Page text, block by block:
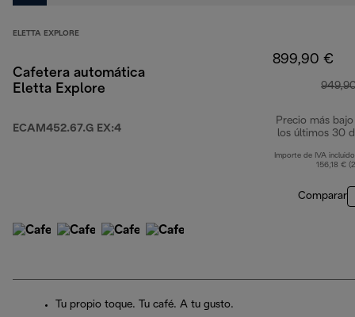
ELETTA EXPLORE
Cafetera automática
Eletta Explore
ECAM452.67.G EX:4
899,90 €
Precio más bajo
los últimos 30
Importe de IVA
156,18 €
Comparar
Tu propio toque. Tu café. A tu gusto.